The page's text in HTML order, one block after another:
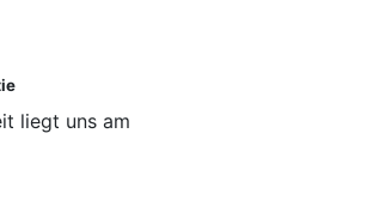
liegt uns am